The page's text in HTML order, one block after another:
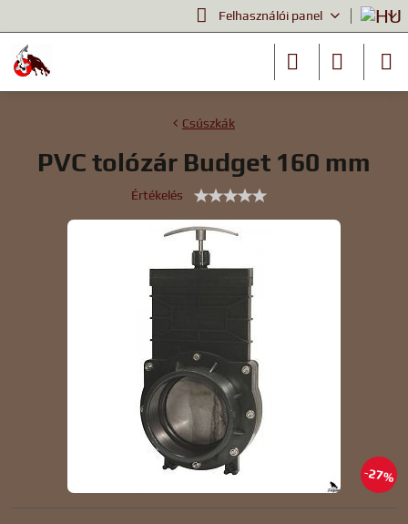
Felhasználói panel
27%
Csúszkák
PVC tolózár Budget 160 mm
Értékelés